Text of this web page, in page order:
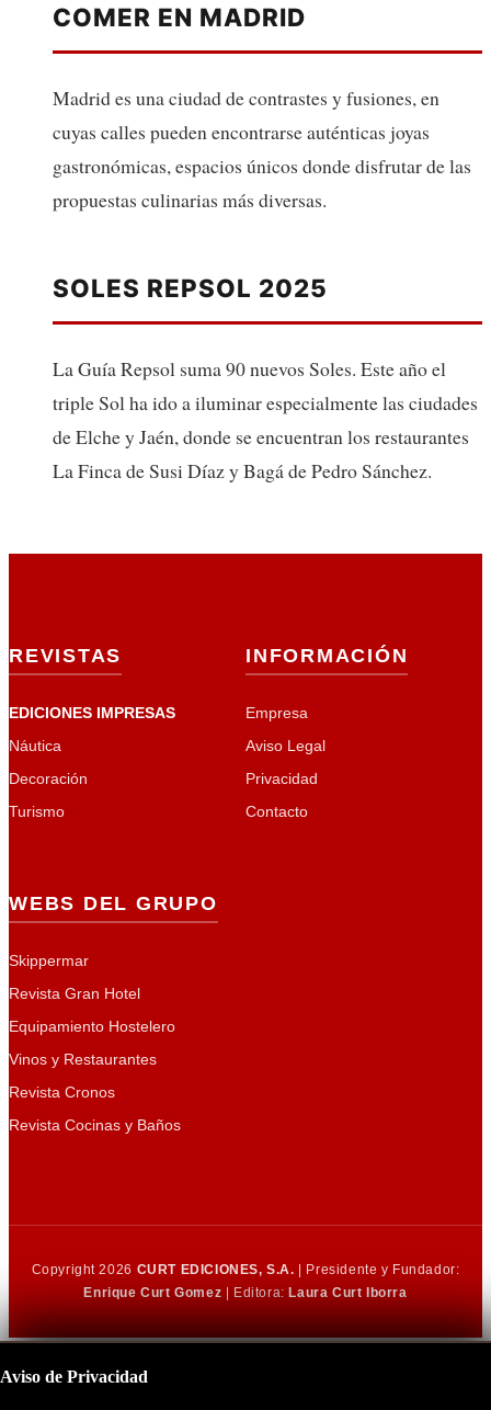
COMER EN MADRID
Madrid es una ciudad de contrastes y fusiones, en
cuyas calles pueden encontrarse auténticas joyas
gastronómicas, espacios únicos donde disfrutar de las
propuestas culinarias más diversas.
SOLES REPSOL 2025
La Guía Repsol suma 90 nuevos Soles. Este año el
triple Sol ha ido a iluminar especialmente las ciudades
de Elche y Jaén, donde se encuentran los restaurantes
La Finca de Susi Díaz y Bagá de Pedro Sánchez.
REVISTAS
EDICIONES IMPRESAS
Náutica
Decoración
Turismo
INFORMACIÓN
Empresa
Aviso Legal
Privacidad
Contacto
WEBS DEL GRUPO
Skippermar
Revista Gran Hotel
Equipamiento Hostelero
Vinos y Restaurantes
Revista Cronos
Revista Cocinas y Baños
Copyright 2026 CURT EDICIONES, S.A. | Presidente y Fundador:
Enrique Curt Gomez | Editora: Laura Curt Iborra
Aviso de Privacidad